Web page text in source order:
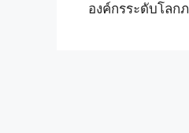
องค์กรระดับโลก